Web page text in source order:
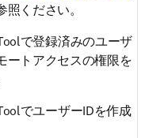
in new tab/window
照ください。
で登録済みのユーザ
ートアクセスの権限を
でユーザーIDを作成